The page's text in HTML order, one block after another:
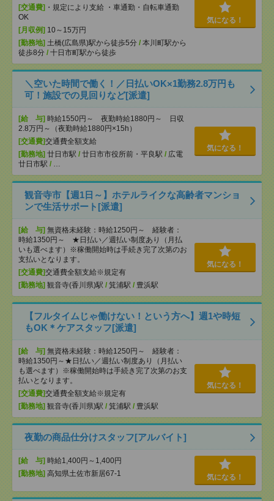
[交通費] ・規定により支給 ・車通勤・自転車通勤
OK
[月収例] 10～15万円
[勤務地] 土橋(広島県)駅から徒歩5分 / 本川町駅から
徒歩8分 / 十日市町駅から徒歩
気になる！
＼空いた時間で働く！／日払いOK×1勤務2.8万円も
可！施設での見回りなど[派遣]
[給 与] 時給1550円～ 夜勤時給1880円～ 日収
2.8万円～（夜勤時給1880円×15h）
[交通費]交通費全額支給
[勤務地] 廿日市駅 / 廿日市市役所前・平良駅 / 広電
廿日市駅 / …
気になる！
観音寺市【週1日～】ホテルライクな高齢者マンショ
ンで生活サポート[派遣]
[給 与] 無資格未経験：時給1250円～ 経験者：
時給1350円～ ★日払い／週払い制度あり（月払
いも選べます）※稼働開始時は手続き完了次第のお
支払いとなります。
[交通費]交通費全額支給※規定有
[勤務地] 観音寺(香川県)駅 / 箕浦駅 / 豊浜駅
気になる！
【フルタイムじゃ働けない！という方へ】週1や時短
もOK＊ケアスタッフ[派遣]
[給 与] 無資格未経験：時給1250円～ 経験者：
時給1350円～★日払い／週払い制度あり（月払い
も選べます）※稼働開始時は手続き完了次第のお支
払いとなります。
[交通費]交通費全額支給※規定有
[勤務地] 観音寺(香川県)駅 / 箕浦駅 / 豊浜駅
気になる！
夜勤の商品仕分けスタッフ[アルバイト]
[給 与] 時給1,400円～1,400円
[勤務地] 高知県土佐市新居67-1 気になる！